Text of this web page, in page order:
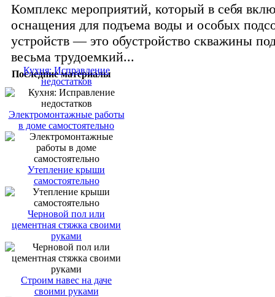
Комплекс мероприятий, который в себя
оснащения для подъема воды и особых
устройств — это обустройство скважины
весьма трудоемкий...
Последние материалы
Кухня: Исправление
недостатков
Электромонтажные работы
в доме самостоятельно
Утепление крыши
самостоятельно
Черновой пол или
цементная стяжка своими
руками
Строим навес на даче
своими руками